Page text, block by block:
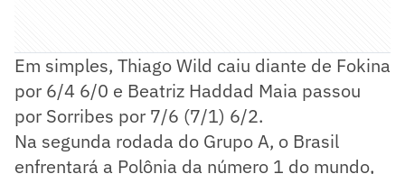
Em simples, Thiago Wild caiu diante de Fokina
por 6/4 6/0 e Beatriz Haddad Maia passou
por Sorribes por 7/6 (7/1) 6/2.
Na segunda rodada do Grupo A, o Brasil
enfrentará a Polônia da número 1 do mundo,